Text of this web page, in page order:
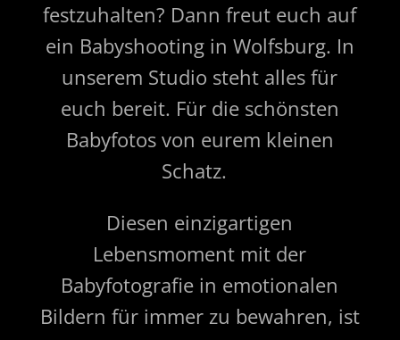
festzuhalten? Dann freut euch auf
ein Babyshooting in Wolfsburg. In
unserem Studio steht alles für
euch bereit. Für die schönsten
Babyfotos von eurem kleinen
Schatz.
Diesen einzigartigen
Lebensmoment mit der
Babyfotografie in emotionalen
Bildern für immer zu bewahren, ist